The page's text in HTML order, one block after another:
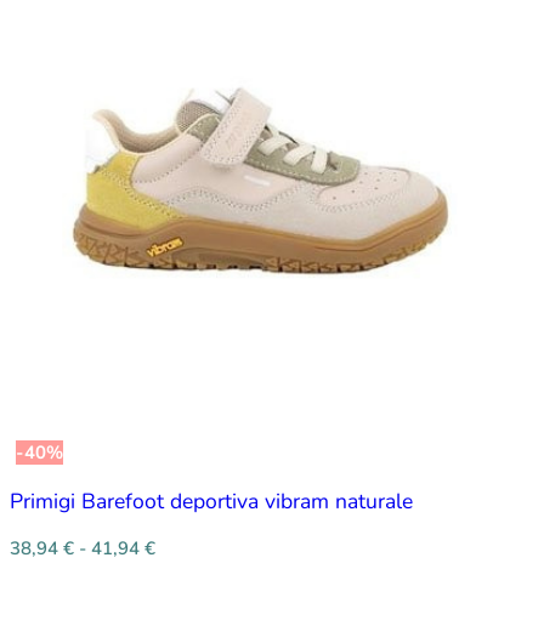
-40%
Primigi Barefoot deportiva vibram naturale
38,94 € - 41,94 €